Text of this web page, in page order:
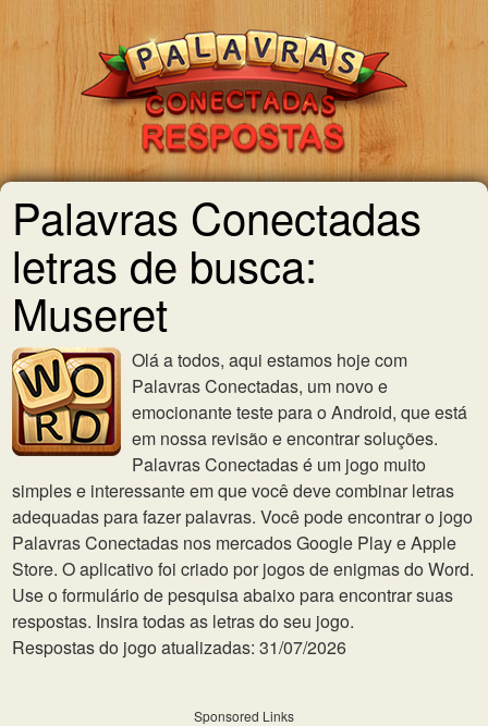
Palavras Conectadas
letras de busca:
Museret
Olá a todos, aqui estamos hoje com
Palavras Conectadas, um novo e
emocionante teste para o Android, que está
em nossa revisão e encontrar soluções.
Palavras Conectadas é um jogo muito
simples e interessante em que você deve combinar letras
adequadas para fazer palavras. Você pode encontrar o jogo
Palavras Conectadas nos mercados Google Play e Apple
Store. O aplicativo foi criado por jogos de enigmas do Word.
Use o formulário de pesquisa abaixo para encontrar suas
respostas. Insira todas as letras do seu jogo.
Respostas do jogo atualizadas: 31/07/2026
Sponsored Links